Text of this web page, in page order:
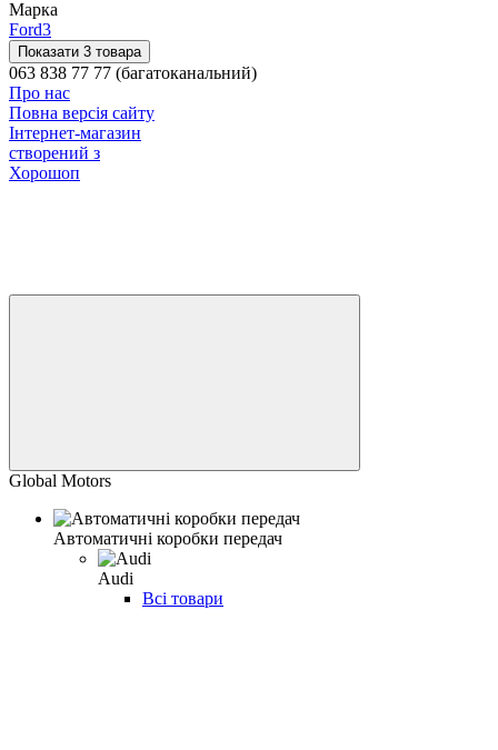
Марка
Ford3
Показати 3 товара
063 838 77 77 (багатоканальний)
Про нас
Повна версія сайту
Інтернет-магазин
створений з
Хорошоп
Global Motors
Автоматичні коробки передач
Audi
Всі товари